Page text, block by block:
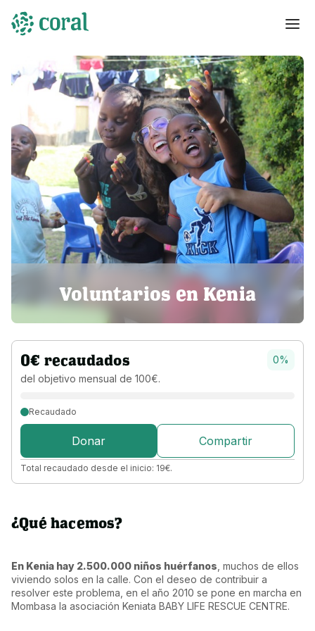
Voluntarios en Kenia
0€ recaudados
del objetivo mensual de 100€.
0%
Recaudado
Donar Compartir
Total recaudado desde el inicio: 19€.
¿Qué hacemos?
En Kenia hay 2.500.000 niños huérfanos , muchos de ellos
viviendo solos en la calle. Con el deseo de contribuir a
resolver este problema, en el año 2010 se pone en marcha en
Mombasa la asociación Keniata BABY LIFE RESCUE CENTRE.